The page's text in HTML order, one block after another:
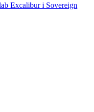
Excalibur і Sovereign